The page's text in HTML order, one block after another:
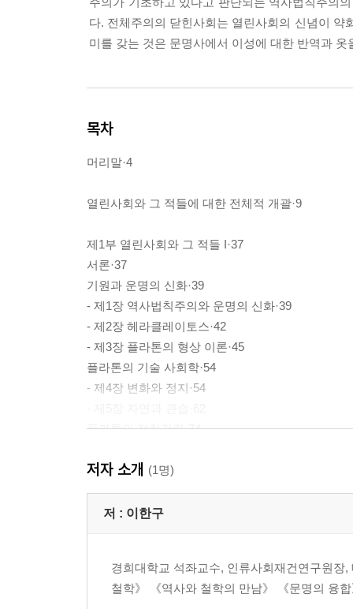
다. 전체주의의 닫힌사회는 열린사회의 신념이
미를 갖는 것은 문명사에서 이성에 대한 반역과
목차
머리말·4
열린사회와 그 적들에 대한 전체적 개괄·9
제1부 열린사회와 그 적들 I·37
서론·37
기원과 운명의 신화·39
- 제1장 역사법칙주의와 운명의 신화·39
- 제2장 헤라클레이토스·42
- 제3장 플라톤의 형상 이론·45
플라톤의 기술 사회학·54
- 제4장 변화와 정지·54
플라톤의 정치강령·74
- 제7장 지도력의 원리·82
- 제8장 철인왕·89
- 제9장 탐미주의, 완전주의, 유토피아주의·98
제2부 열린사회와 그 적들 II·121
저자 소개 (1명)
저 : 이한구
경희대학교 석좌교수, 인류사회재건연구원
철학》 《역사와 철학의 만남》 《문명의 융